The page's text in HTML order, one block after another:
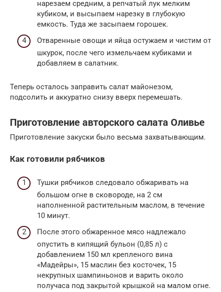
нарезаем средним, а репчатый лук мелким
кубиком, и высыпаем нарезку в глубокую
емкость. Туда же засыпаем горошек.
Отваренные овощи и яйца остужаем и чистим от
шкурок, после чего измельчаем кубиками и
добавляем в салатник.
Теперь осталось заправить салат майонезом,
подсолить и аккуратно снизу вверх перемешать.
Приготовление авторского салата Оливье
Приготовление закуски было весьма захватывающим.
Как готовили рябчиков
Тушки рябчиков следовало обжаривать на
большом огне в сковороде, на 2 см
наполненной растительным маслом, в течение
10 минут.
После этого обжаренное мясо надлежало
опустить в кипящий бульон (0,85 л) с
добавлением 150 мл крепленого вина
«Мадейры», 15 маслин без косточек, 15
некрупных шампиньонов и варить около
получаса под закрытой крышкой на малом огне.